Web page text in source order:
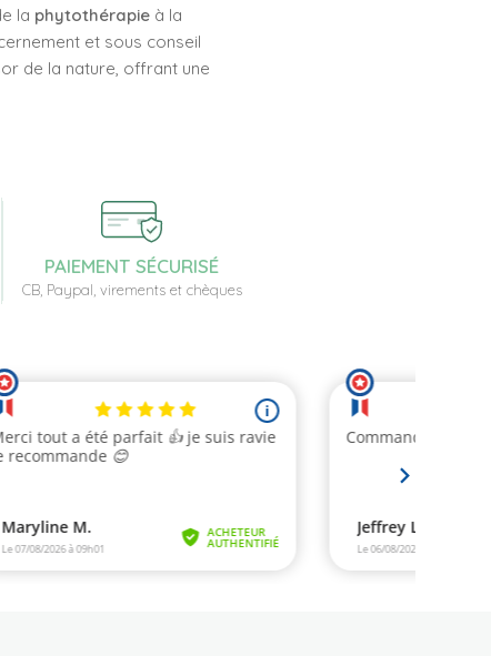
la phytothérapie à la
et sous conseil
de la nature, offrant une
PAIEMENT SÉCURISÉ
CB, Paypal, virements et chèques